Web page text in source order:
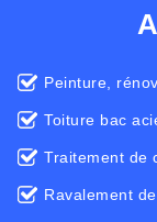
Peinture,
Toiture bac
Traitement de
Ravalement